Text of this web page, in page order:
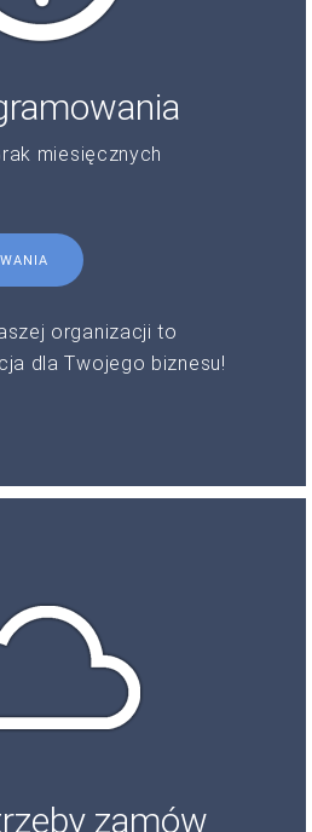
miesięcznych
organizacji to
dla Twojego biznesu!
zamów